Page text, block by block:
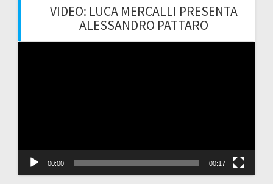
VIDEO: LUCA MERCALLI PRESENTA
ALESSANDRO PATTARO
00:00 00:17